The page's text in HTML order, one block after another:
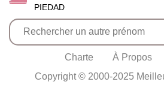
PIEDAD
Charte À Propos
Copyright © 2000-2025